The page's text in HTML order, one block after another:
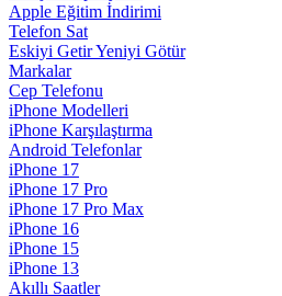
Apple Eğitim İndirimi
Telefon Sat
Eskiyi Getir Yeniyi Götür
Markalar
Cep Telefonu
iPhone Modelleri
iPhone Karşılaştırma
Android Telefonlar
iPhone 17
iPhone 17 Pro
iPhone 17 Pro Max
iPhone 16
iPhone 15
iPhone 13
Akıllı Saatler